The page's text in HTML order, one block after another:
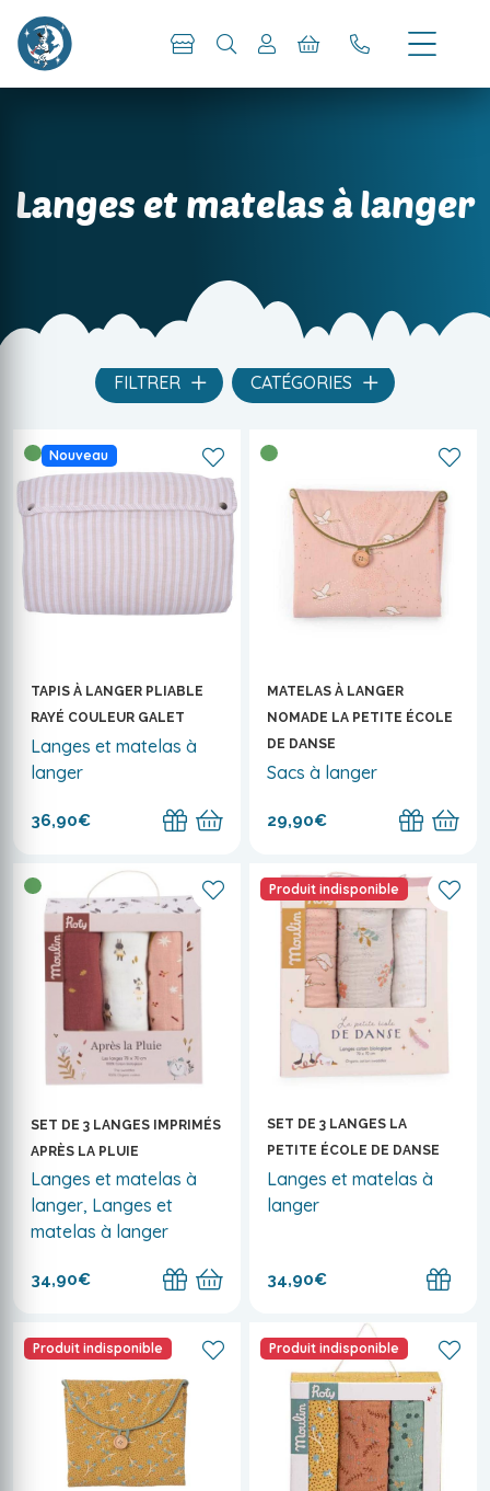
Langes et matelas à langer
FILTRER CATÉGORIES
Nouveau
TAPIS À LANGER PLIABLE
RAYÉ COULEUR GALET
Langes et matelas à
langer
36,90€
MATELAS À LANGER
NOMADE LA PETITE ÉCOLE
DE DANSE
Sacs à langer
29,90€
SET DE 3 LANGES IMPRIMÉS
APRÈS LA PLUIE
Langes et matelas à
langer, Langes et
matelas à langer
34,90€
Produit indisponible
SET DE 3 LANGES LA
PETITE ÉCOLE DE DANSE
Langes et matelas à
langer
34,90€
Produit indisponible Produit indisponible